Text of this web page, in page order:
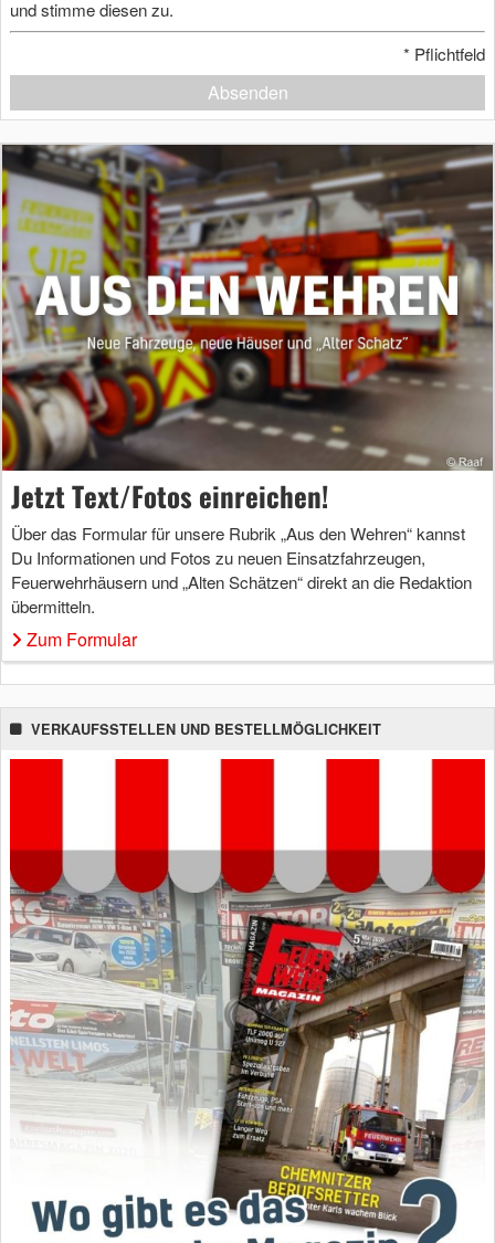
und stimme diesen zu.
* Pflichtfeld
Absenden
Jetzt Text/Fotos einreichen!
Über das Formular für unsere Rubrik „Aus den Wehren“ kannst
Du Informationen und Fotos zu neuen Einsatzfahrzeugen,
Feuerwehrhäusern und „Alten Schätzen“ direkt an die Redaktion
übermitteln.
Zum Formular
VERKAUFSSTELLEN UND BESTELLMÖGLICHKEIT